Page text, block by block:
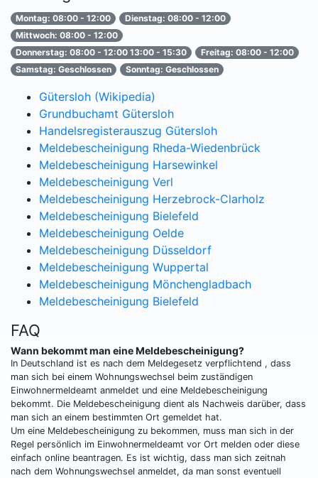
Montag: 08:00 - 12:00
Dienstag: 08:00 - 12:00
Mittwoch: 08:00 - 12:00
Donnerstag: 08:00 - 12:00 13:00 - 15:30
Freitag: 08:00 - 12:00
Samstag: Geschlossen
Sonntag: Geschlossen
Gütersloh (Wikipedia)
Grundbuchamt Gütersloh
Handelsregisterauszug Gütersloh
Meldebescheinigung Rheda-Wiedenbrück
Meldebescheinigung Harsewinkel
Meldebescheinigung Verl
Meldebescheinigung Herzebrock-Clarholz
Meldebescheinigung Bielefeld
Meldebescheinigung Oelde
Meldebescheinigung Düsseldorf
Meldebescheinigung Wuppertal
Meldebescheinigung Mönchengladbach
Meldebescheinigung Bielefeld
FAQ
Wann bekommt man eine Meldebescheinigung?
In Deutschland ist es nach dem Meldegesetz verpflichtend , dass
man sich bei einem Wohnungswechsel beim zuständigen
Einwohnermeldeamt anmeldet und eine Meldebescheinigung
bekommt. Die Meldebescheinigung dient als Nachweis darüber, dass
man sich an einem bestimmten Ort gemeldet hat.
Um eine Meldebescheinigung zu bekommen, muss man sich in der
Regel persönlich im Einwohnermeldeamt vor Ort melden oder diese
einfach online beantragen. Es ist wichtig, dass man sich zeitnah
nach dem Wohnungswechsel anmeldet, da man sonst eventuell